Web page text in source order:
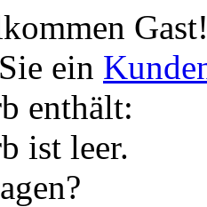
ein
enthält:
ist leer.